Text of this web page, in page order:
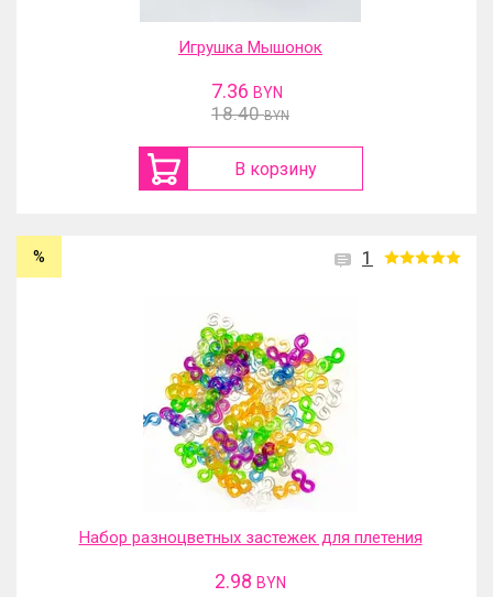
Игрушка Мышонок
7.36 BYN
18.40 BYN
В корзину
1
%
Набор разноцветных застежек для плетения
2.98 BYN